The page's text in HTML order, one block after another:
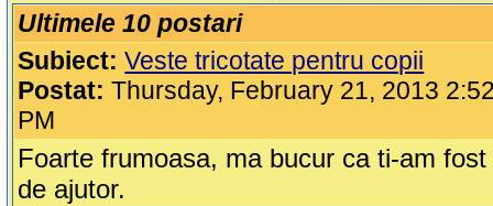
Ultimele 10 postari
Subiect: Veste tricotate pentru copii
Postat: Thursday, February 21, 2013
PM
Foarte frumoasa, ma bucur ca ti-am fost
de ajutor.